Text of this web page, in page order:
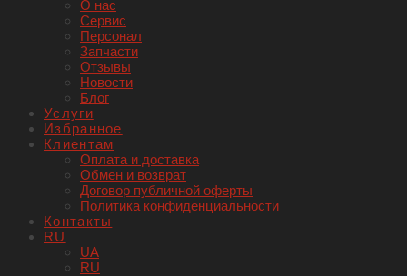
О нас
Сервис
Персонал
Запчасти
Отзывы
Новости
Блог
Услуги
Избранное
Клиентам
Оплата и доставка
Обмен и возврат
Договор публичной оферты
Политика конфиденциальности
Контакты
RU
UA
RU